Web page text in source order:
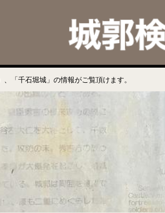
「千石堀城」の情報がご覧頂けます。